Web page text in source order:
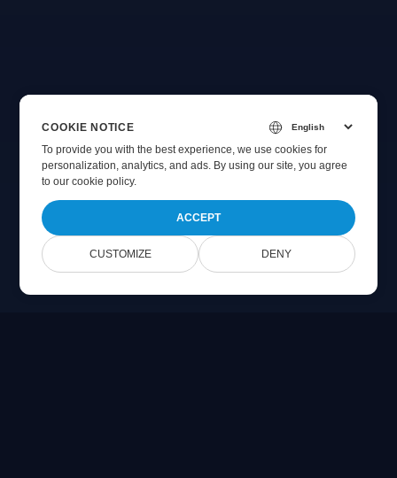
COOKIE NOTICE
To provide you with the best experience, we use cookies for
personalization, analytics, and ads. By using our site, you agree
toour cookie policy.
ACCEPT
CUSTOMIZE DENY